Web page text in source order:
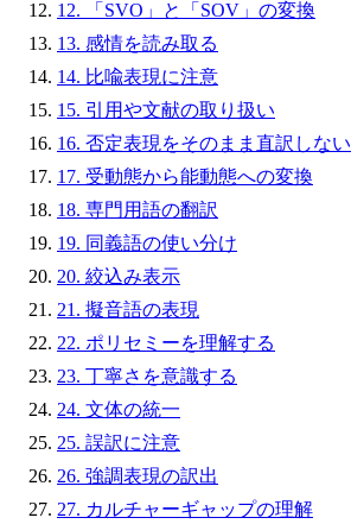
12. 「SVO」と「SOV」の変換
13. 感情を読み取る
14. 比喩表現に注意
15. 引用や文献の取り扱い
16. 否定表現をそのまま直訳しない
17. 受動態から能動態への変換
18. 専門用語の翻訳
19. 同義語の使い分け
20. 絞込み表示
21. 擬音語の表現
22. ポリセミーを理解する
23. 丁寧さを意識する
24. 文体の統一
25. 誤訳に注意
26. 強調表現の訳出
27. カルチャーギャップの理解